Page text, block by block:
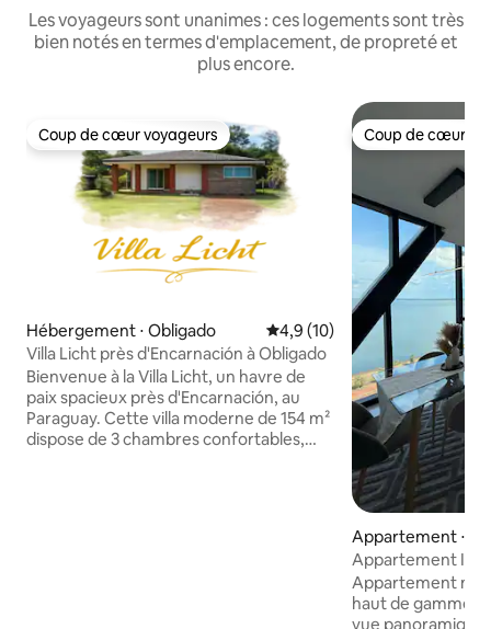
Les voyageurs sont unanimes : ces logements sont très
bien notés en termes d'emplacement, de propreté et
plus encore.
Coup de cœur voyageurs
Coup de cœur voyageurs
Hébergement ⋅ Obligado Évaluation moyenne sur la
4,9 (10)
Villa Licht près d'Encarnación à Obligado
Bienvenue à la Villa Licht, un havre de
paix spacieux près d'Encarnación, au
Paraguay. Cette villa moderne de 154 m²
dispose de 3 chambres confortables,
Coup de cœur
Coup de cœur
Appartement ⋅
Appartement
Appartement
haut de gamme
vue panoramique